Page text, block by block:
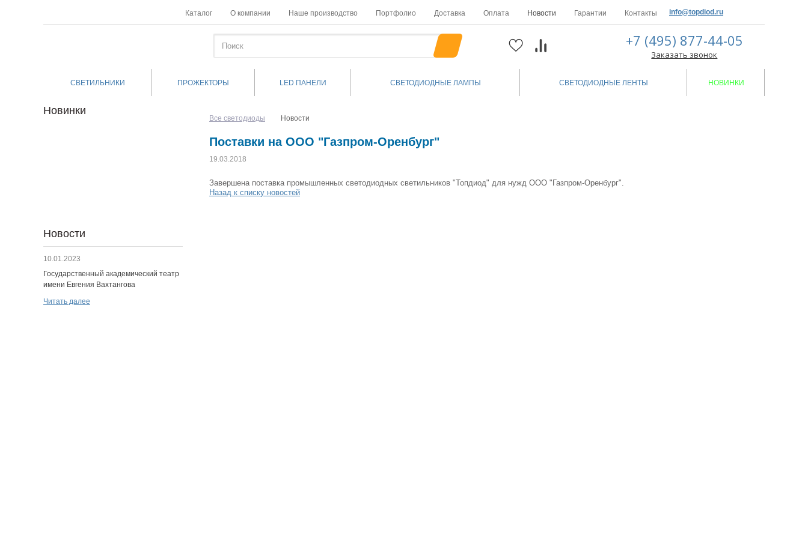
Каталог О компании Наше производство Портфолио Доставка Оплата Новости Гарантии Контакты info@topdiod.ru
+7 (495) 877-44-05
Заказать звонок
СВЕТИЛЬНИКИ ПРОЖЕКТОРЫ LED ПАНЕЛИ СВЕТОДИОДНЫЕ ЛАМПЫ СВЕТОДИОДНЫЕ ЛЕНТЫ НОВИНКИ
Новинки
Новости
10.01.2023
Государственный академический театр
имени Евгения Вахтангова
Читать далее
Все светодиоды Новости
Поставки на ООО "Газпром-Оренбург"
19.03.2018
Завершена поставка промышленных светодиодных светильников "Топдиод" для нужд ООО "Газпром-Оренбург".
Назад к списку новостей